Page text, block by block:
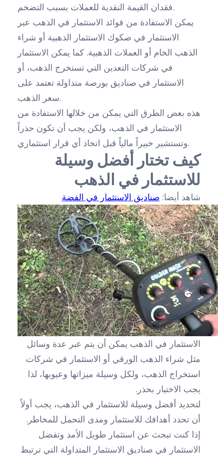
فقدان القيمة النقدية للعملات بسبب التضخم.
يمكن الاستفادة من فوائد الاستثمار في الذهب عبر
الاستثمار في صكوك الاستثمار الذهبية أو شراء
الذهب الخام أو العملات الذهبية. كما يمكن الاستثمار
في شركات التعدين التي تستخرج الذهب، أو
الاستثمار في صناديق بورصة متداولة تعتمد على
سعر الذهب.
هذه بعض الطرق التي يمكن من خلالها الاستفادة من
الاستثمار في الذهب، ولكن يجب أن تكون حذراً
وتستشير خبيراً مالياً قبل اتخاذ أي قرار استثماري.
كيف تختار أفضل وسيلة
للاستثمار في الذهب
شاهد أيضا: صناديق الاستثمار في الفضة
الاستثمار في الذهب يمكن أن يتم عبر عدة وسائل
مثل شراء الذهب الورقي أو الاستثمار في شركات
استخراج الذهب، ولكل وسيلة ميزاتها وعيوبها، لذا
يجب الاختيار بحذر.
لتحديد أفضل وسيلة للاستثمار في الذهب، يجب أولاً
أن تحدد أهدافك للاستثمار ومدى التحمل للمخاطر.
إذا كنت تبحث عن استثمار طويل الأمد وتفضل
الاستثمار في صناديق الاستثمار المتداولة التي ترتبط